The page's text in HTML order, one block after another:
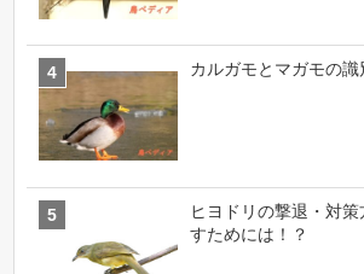
カルガモとマガモの識
ヒヨドリの撃退・対策
すためには！？